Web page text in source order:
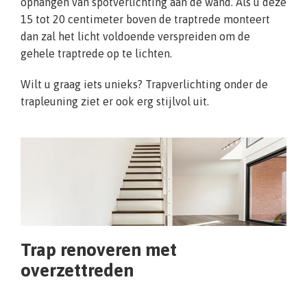
15 tot 20 centimeter boven de traptrede monteert
dan zal het licht voldoende verspreiden om de
gehele traptrede op te lichten.
Wilt u graag iets unieks? Trapverlichting onder de
trapleuning ziet er ook erg stijlvol uit.
Trap renoveren met
overzettreden